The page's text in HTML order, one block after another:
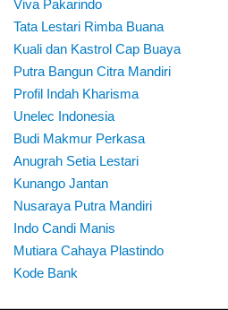
Viva Pakarindo
Tata Lestari Rimba Buana
Kuali dan Kastrol Cap Buaya
Putra Bangun Citra Mandiri
Profil Indah Kharisma
Unelec Indonesia
Budi Makmur Perkasa
Anugrah Setia Lestari
Kunango Jantan
Nusaraya Putra Mandiri
Indo Candi Manis
Mutiara Cahaya Plastindo
Kode Bank